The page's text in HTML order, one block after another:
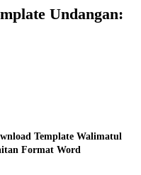
Undangan:
Template Walimatul
Format Word